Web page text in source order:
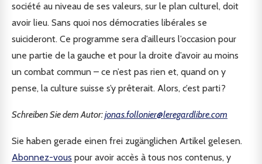
société au niveau de ses valeurs, sur le plan culturel, doit
avoir lieu. Sans quoi nos démocraties libérales se
suicideront. Ce programme sera d’ailleurs l’occasion pour
une partie de la gauche et pour la droite d’avoir au moins
un combat commun – ce n’est pas rien et, quand on y
pense, la culture suisse s’y prêterait. Alors, c’est parti?
Schreiben Sie dem Autor:jonas.follonier@leregardlibre.com
Sie haben gerade einen frei zugänglichen Artikel gelesen.
Abonnez-vous pour avoir accès à tous nos contenus, y